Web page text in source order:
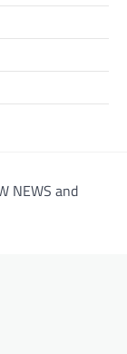
NEWS and